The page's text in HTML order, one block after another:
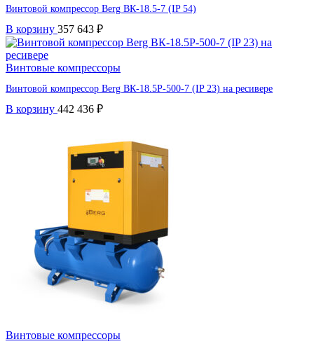
Винтовой компрессор Berg ВК-18.5-7 (IP 54)
В корзину 357 643 ₽
Винтовые компрессоры
Винтовой компрессор Berg ВК-18.5Р-500-7 (IP 23) на ресивере
В корзину 442 436 ₽
Винтовые компрессоры